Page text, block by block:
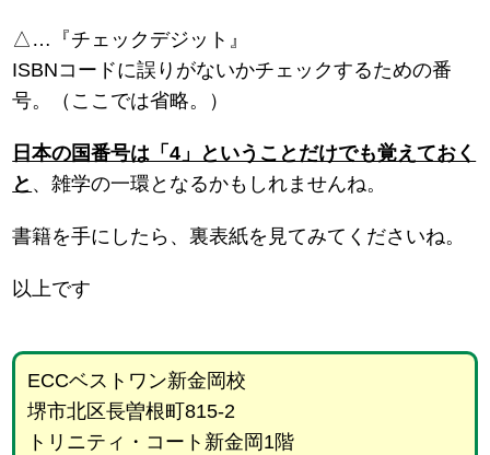
△…『チェックデジット』
ISBNコードに誤りがないかチェックするための番
号。（ここでは省略。）
日本の国番号は「4」ということだけでも覚えておく
と 、雑学の一環となるかもしれませんね。
書籍を手にしたら、裏表紙を見てみてくださいね。
以上です
ECCベストワン新金岡校
堺市北区長曽根町815-2
トリニティ・コート新金岡1階